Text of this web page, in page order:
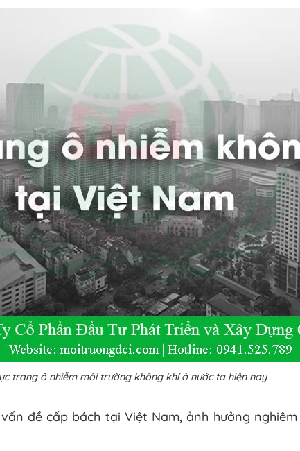
trang ô nhiễm môi trường không khí ở nước ta hiện nay
đề cấp bách tại Việt Nam, ảnh hưởng